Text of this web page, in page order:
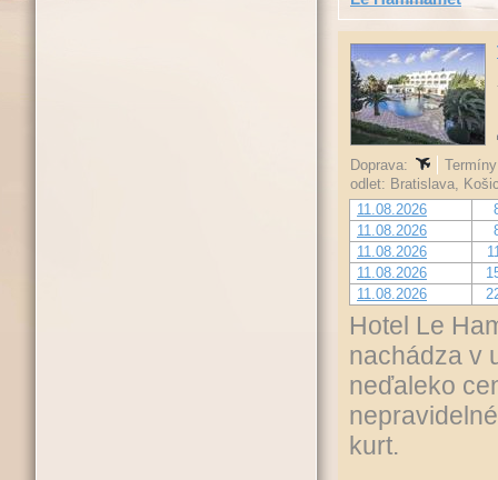
Doprava:
odlet: Bratislava,
11.08.2026
11.08.2026
11.08.2026
11.08.2026
11.08.2026
Hotel Le
nachádza v
neďaleko
kurt.